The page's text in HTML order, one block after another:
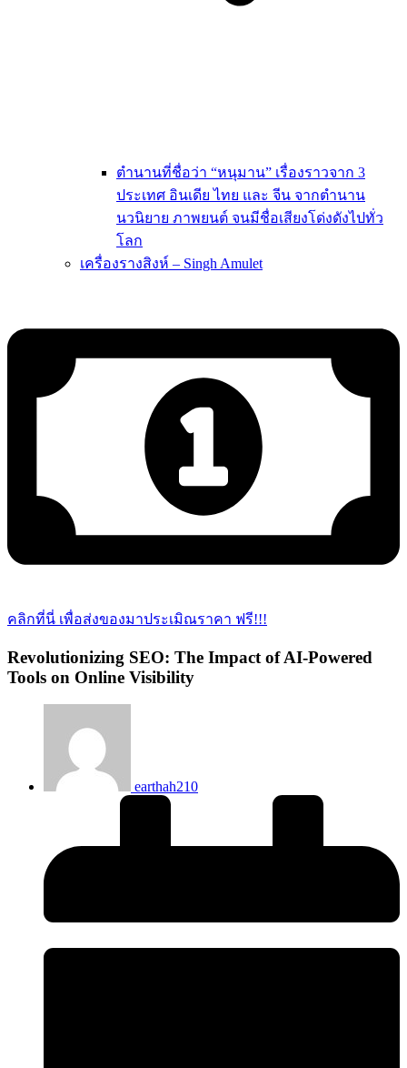
ตำนานที่ชื่อว่า “หนุมาน” เรื่องราวจาก 3
ประเทศ อินเดีย ไทย และ จีน จากตำนาน
นวนิยาย ภาพยนต์ จนมีชื่อเสียงโด่งดังไปทั่ว
โลก
เครื่องรางสิงห์ – Singh Amulet
คลิกที่นี่ เพื่อส่งของมาประเมิณราคา ฟรี!!!
Revolutionizing SEO: The Impact of AI-Powered
Tools on Online Visibility
earthah210